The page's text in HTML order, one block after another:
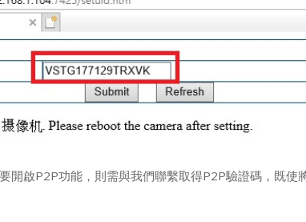
開啟P2P功能，則需與我們聯繫取得P2P驗證碼，既